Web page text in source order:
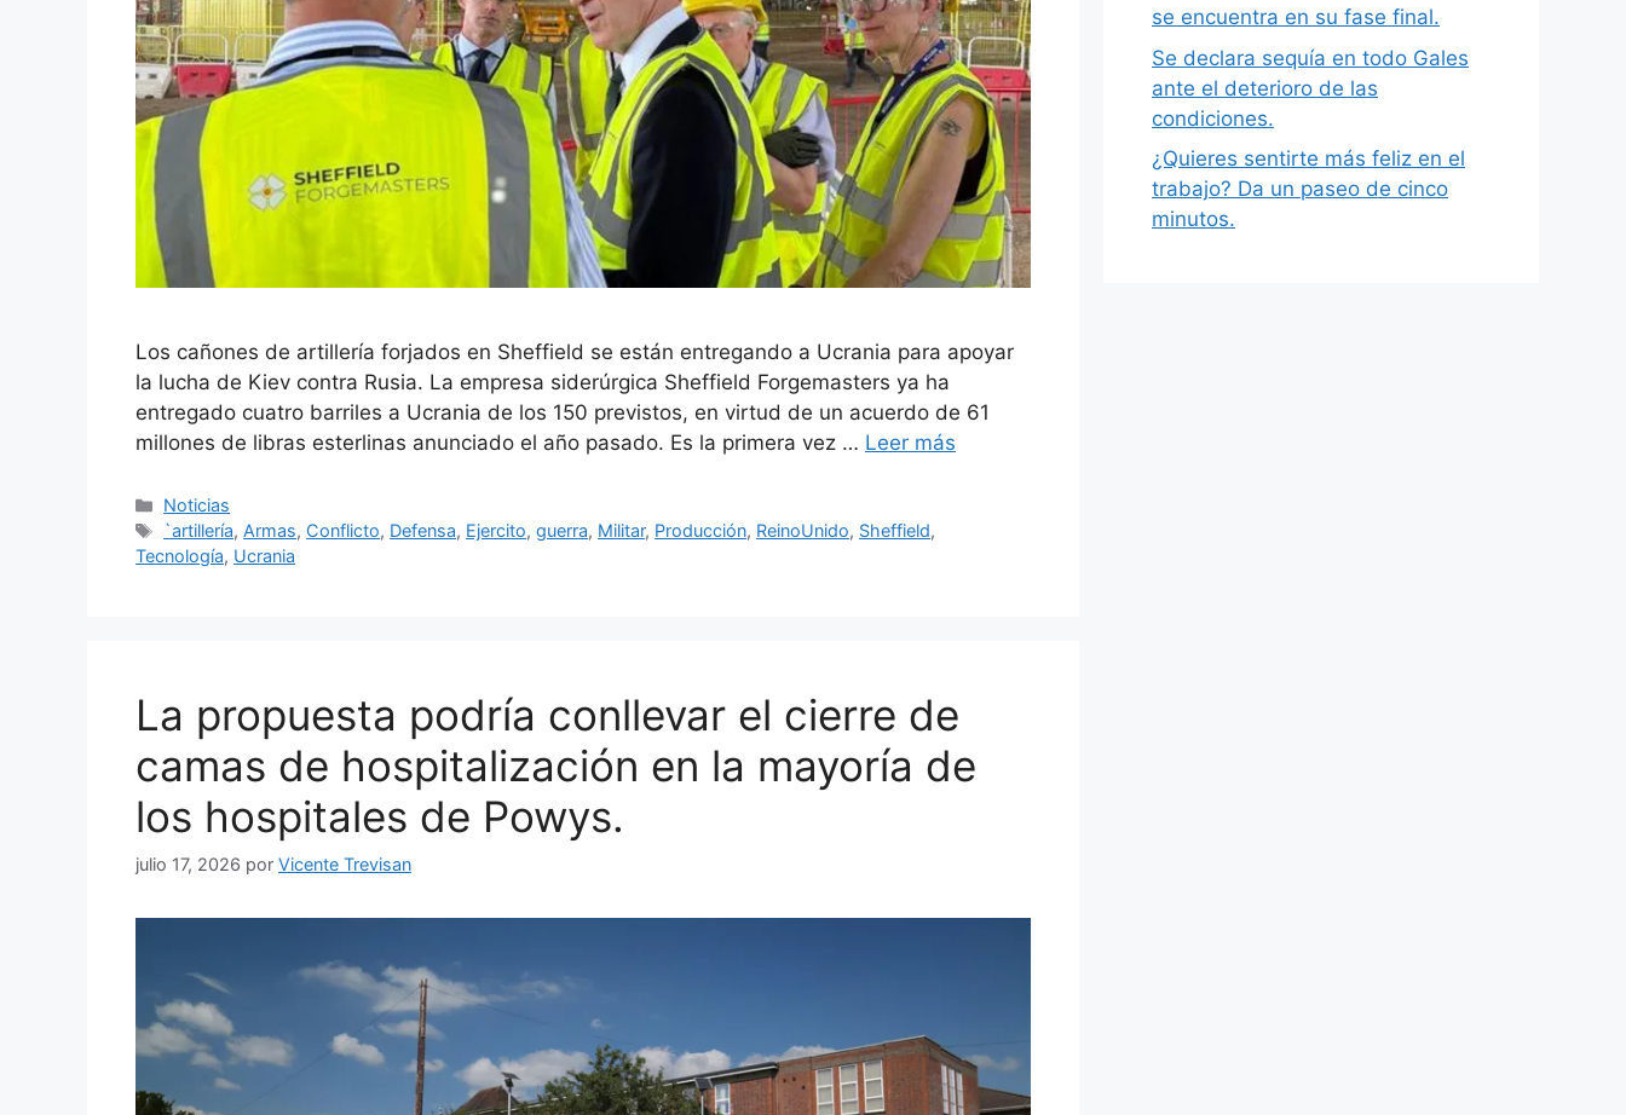
Los cañones de artillería forjados en Sheffield se están entregando a Ucrania para apoyar
la lucha de Kiev contra Rusia. La empresa siderúrgica Sheffield Forgemasters ya ha
entregado cuatro barriles a Ucrania de los 150 previstos, en virtud de un acuerdo de 61
millones de libras esterlinas anunciado el año pasado. Es la primera vez … Leer más
Categorías
Noticias
Etiquetas
`artillería,Armas, Conflicto, Defensa, Ejercito,guerra, Militar, Producción, ReinoUnido, Sheffield,
Tecnología, Ucrania
La propuesta podría conllevar el cierre de
camas de hospitalización en la mayoría de
los hospitales de Powys.
julio 17, 2026 por Vicente Trevisan
se encuentra en su fase final.
Se declara sequía en todo Gales
ante el deterioro de las
condiciones.
¿Quieres sentirte más feliz en el
trabajo? Da un paseo de cinco
minutos.